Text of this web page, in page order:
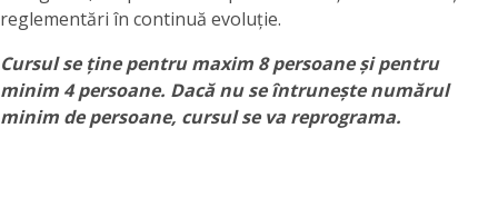
reglementări în continuă evoluție.
Cursul se ține pentru maxim 8 persoane și pentru
minim 4 persoane. Dacă nu se întrunește numărul
minim de persoane, cursul se va reprograma.